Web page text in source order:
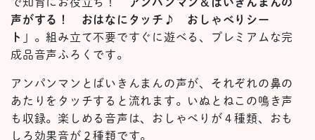
で知育にお役立ち！
アンパンマン＆ばいきんまんの
声がする！ おはなにタッチ♪ おしゃべりシー
ト 」。組み立て不要ですぐに遊べる、プレミアムな完
成品音声ふろくです。
アンパンマンとばいきんまんの声が、それぞれの鼻の
あたりをタッチすると流れます。いぬとねこの鳴き声
も収録。楽しめる音声は、おしゃべりが４種類、おも
しろ効果音が２種類です。